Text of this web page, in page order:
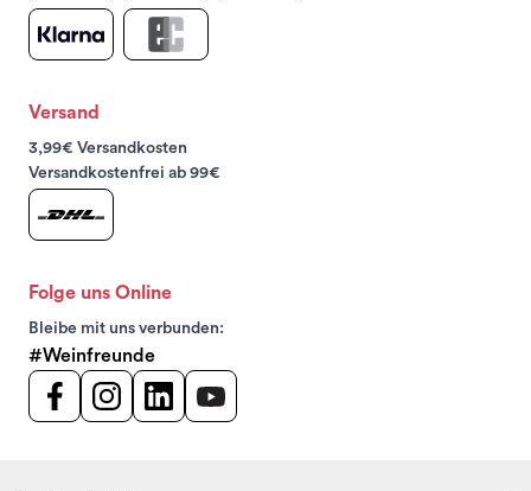
Versand
3,99€ Versandkosten
Versandkostenfrei ab 99€
Folge uns Online
Bleibe mit uns verbunden:
#Weinfreunde